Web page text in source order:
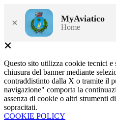
× MyAviatico
Home
Questo sito utilizza cookie tecnici
chiusura del banner mediante
contraddistinto dalla X o tramite il
navigazione" comporta la
assenza di cookie o altri strumenti
sopracitati.
COOKIE POLICY